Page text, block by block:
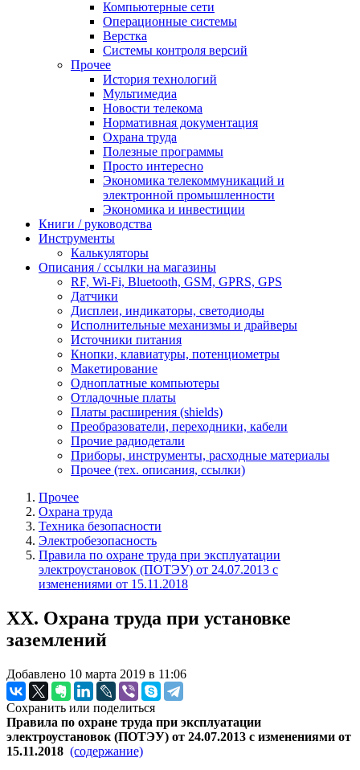
Компьютерные сети
Операционные системы
Верстка
Системы контроля версий
Прочее
История технологий
Мультимедиа
Новости телекома
Нормативная документация
Охрана труда
Полезные программы
Просто интересно
Экономика телекоммуникаций и
электронной промышленности
Экономика и инвестиции
Книги / руководства
Инструменты
Калькуляторы
Описания / ссылки на магазины
RF, Wi-Fi, Bluetooth, GSM, GPRS, GPS
Датчики
Дисплеи, индикаторы, светодиоды
Исполнительные механизмы и драйверы
Источники питания
Кнопки, клавиатуры, потенциометры
Макетирование
Одноплатные компьютеры
Отладочные платы
Платы расширения (shields)
Преобразователи, переходники, кабели
Прочие радиодетали
Приборы, инструменты, расходные материалы
Прочее (тех. описания, ссылки)
Прочее
Охрана труда
Техника безопасности
Электробезопасность
Правила по охране труда при эксплуатации
электроустановок (ПОТЭУ) от 24.07.2013 с
изменениями от 15.11.2018
XX. Охрана труда при установке
заземлений
Добавлено 10 марта 2019 в 11:06
Сохранить или поделиться
Правила по охране труда при эксплуатации
электроустановок (ПОТЭУ) от 24.07.2013 с изменениями от
15.11.2018 (содержание)